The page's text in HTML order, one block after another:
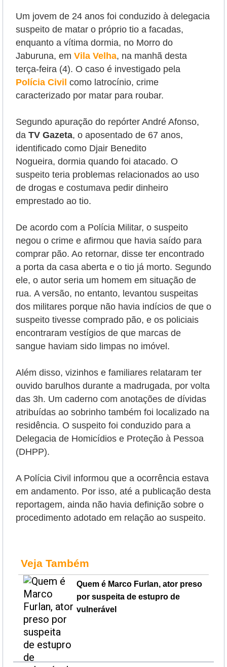
Um jovem de 24 anos foi conduzido à delegacia
suspeito de matar o próprio tio a facadas,
enquanto a vítima dormia, no Morro do
Jaburuna, em Vila Velha, na manhã desta
terça-feira (4). O caso é investigado pela
Polícia Civil como latrocínio, crime
caracterizado por matar para roubar.
Segundo apuração do repórter André Afonso,
da TV Gazeta, o aposentado de 67 anos,
identificado como Djair Benedito
Nogueira, dormia quando foi atacado. O
suspeito teria problemas relacionados ao uso
de drogas e costumava pedir dinheiro
emprestado ao tio.
De acordo com a Polícia Militar, o suspeito
negou o crime e afirmou que havia saído para
comprar pão. Ao retornar, disse ter encontrado
a porta da casa aberta e o tio já morto. Segundo
ele, o autor seria um homem em situação de
rua. A versão, no entanto, levantou suspeitas
dos militares porque não havia indícios de que o
suspeito tivesse comprado pão, e os policiais
encontraram vestígios de que marcas de
sangue haviam sido limpas no imóvel.
Além disso, vizinhos e familiares relataram ter
ouvido barulhos durante a madrugada, por volta
das 3h. Um caderno com anotações de dívidas
atribuídas ao sobrinho também foi localizado na
residência. O suspeito foi conduzido para a
Delegacia de Homicídios e Proteção à Pessoa
(DHPP).
A Polícia Civil informou que a ocorrência estava
em andamento. Por isso, até a publicação desta
reportagem, ainda não havia definição sobre o
procedimento adotado em relação ao suspeito.
Veja Também
Quem é Marco Furlan, ator preso
por suspeita de estupro de
vulnerável